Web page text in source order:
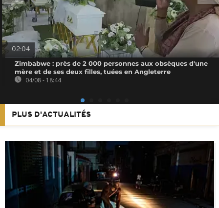
02:04
Zimbabwe : près de 2 000 personnes aux obsèques d'une
mère et de ses deux filles, tuées en Angleterre
04/08 - 18:44
PLUS D'ACTUALITÉS